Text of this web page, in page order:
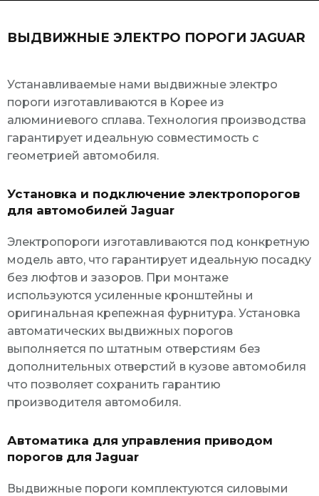
ВЫДВИЖНЫЕ ЭЛЕКТРО ПОРОГИ JAGUAR
Устанавливаемые нами выдвижные электро
пороги изготавливаются в Корее из
алюминиевого сплава. Технология производства
гарантирует идеальную совместимость с
геометрией автомобиля.
Установка и подключение электропорогов
для автомобилей Jaguar
Электропороги изготавливаются под конкретную
модель авто, что гарантирует идеальную посадку
без люфтов и зазоров. При монтаже
используются усиленные кронштейны и
оригинальная крепежная фурнитура. Установка
автоматических выдвижных порогов
выполняется по штатным отверстиям без
дополнительных отверстий в кузове автомобиля
что позволяет сохранить гарантию
производителя автомобиля.
Автоматика для управления приводом
порогов для Jaguar
Выдвижные пороги комплектуются силовыми